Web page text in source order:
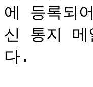
에 등록되
신 통지 메
다.